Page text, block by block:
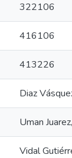
322106
416106
413226
Diaz
Uman
Vidal